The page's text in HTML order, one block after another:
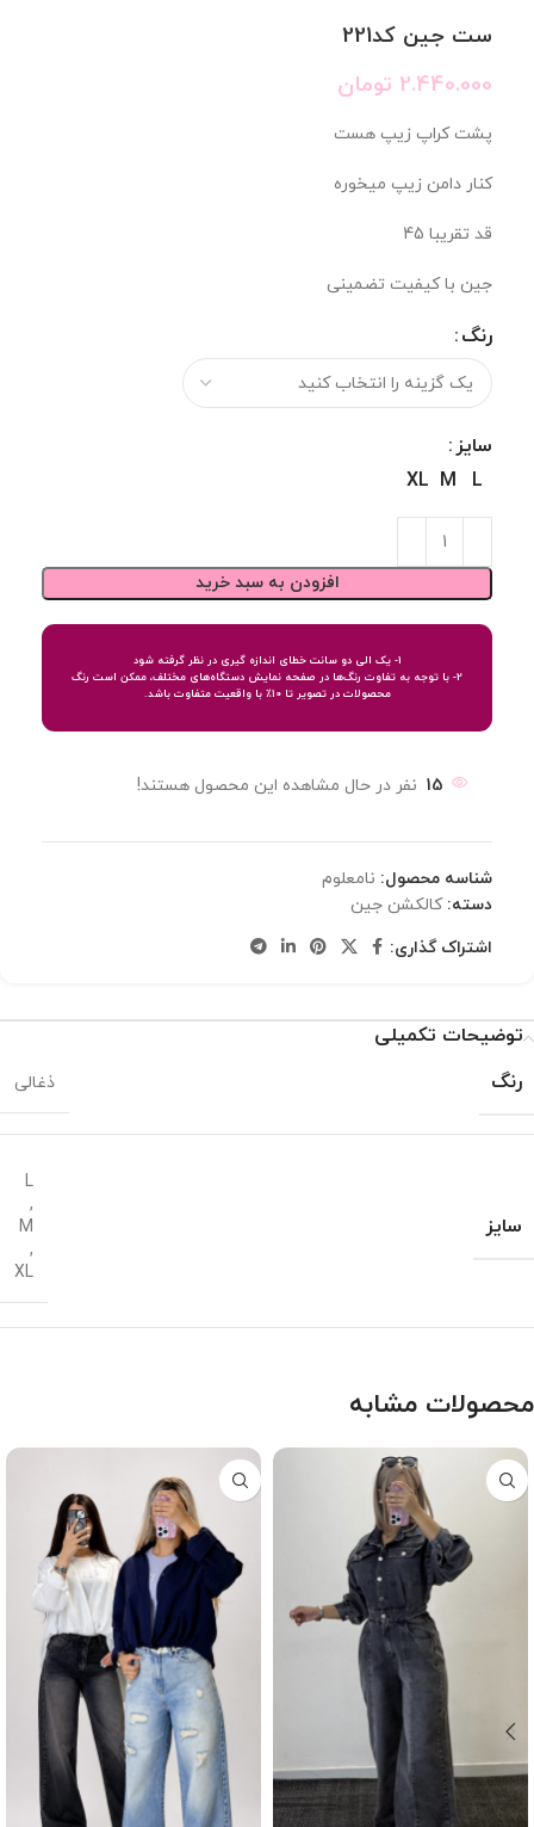
ست جین کد221
2.440.000 تومان
پشت کراپ زیپ هست
کنار دامن زیپ میخوره
قد تقریبا 45
جین با کیفیت تضمینی
رنگ
سایز
L
M
XL
افزودن به سبد خرید
1- یک الی دو سانت خطای اندازه گیری در نظر گرفته شود
2- با توجه به تفاوت رنگ‌ها در صفحه نمایش دستگاه‌های مختلف، ممکن است رنگ
محصولات در تصویر تا 10٪ با واقعیت متفاوت باشد.
15 نفر در حال مشاهده این محصول هستند!
شناسه محصول: نامعلوم
دسته: کالکشن جین
اشتراک گذاری:
توضیحات تکمیلی
رنگ
ذغالی
سایز
L
,
M
,
XL
محصولات مشابه